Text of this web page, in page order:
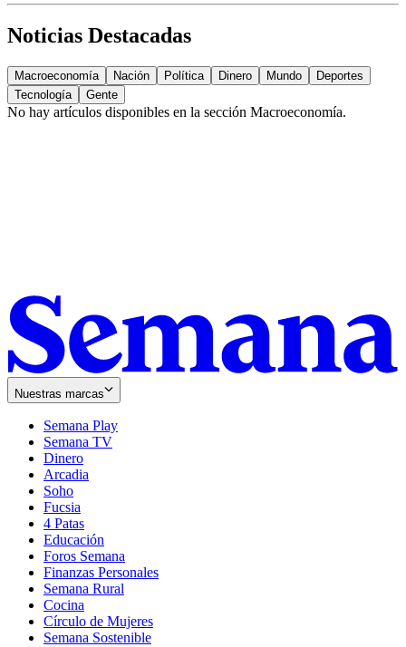
Noticias Destacadas
Macroeconomía Nación Política Dinero Mundo
Deportes
Tecnología
Gente
No hay artículos disponibles en la sección Macroeconomía.
Nuestras marcas
Semana Play
Semana TV
Dinero
Arcadia
Soho
in
new
window
Fucsia
in
new
window
4 Patas
Educación
Foros Semana
Finanzas Personales
Semana Rural
Cocina
Círculo de Mujeres
Semana Sostenible